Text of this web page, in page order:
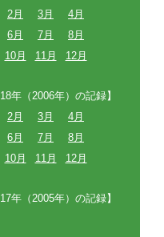
2月 3月
4月
6月 7月
8月
10月 11月 12月
18年（2006年）の記録】
2月 3月
4月
6月 7月
8月
10月 11月 12月
17年（2005年）の記録】